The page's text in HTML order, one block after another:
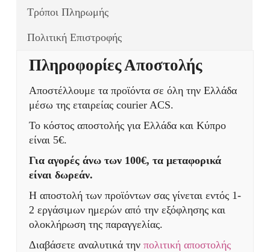
Τρόποι Πληρωμής
Πολιτική Επιστροφής
Πληροφορίες Αποστολής
Αποστέλλουμε τα προϊόντα σε όλη την Ελλάδα
μέσω της εταιρείας courier ACS.
Το κόστος αποστολής για Ελλάδα και Κύπρο
είναι 5€.
Για αγορές άνω των 100€, τα μεταφορικά
είναι δωρεάν.
Η αποστολή των προϊόντων σας γίνεται εντός 1-
2 εργάσιμων ημερών από την εξόφλησης και
ολοκλήρωση της παραγγελίας.
Διαβάσετε αναλυτικά την πολιτική αποστολής